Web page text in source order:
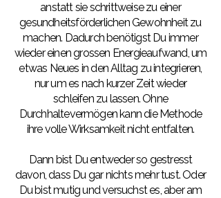
anstatt sie schrittweise zu einer
gesundheitsförderlichen Gewohnheit zu
machen. Dadurch benötigst Du immer
wieder einen grossen Energieaufwand, um
etwas Neues in den Alltag zu integrieren,
nur um es nach kurzer Zeit wieder
schleifen zu lassen. Ohne
Durchhaltevermögen kann die Methode
ihre volle Wirksamkeit nicht entfalten.
Dann bist Du entweder so gestresst
davon, dass Du gar nichts mehr tust. Oder
Du bist mutig und versuchst es, aber am